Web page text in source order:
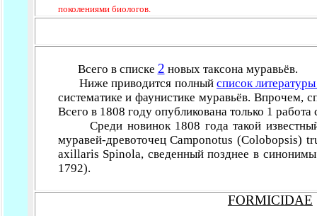
поколениями биологов.
Всего в списке 2 новых таксона муравьёв.
Ниже приводится полныйсписок
систематике и фаунистике муравьёв. Впрочем,
Всего в 1808 году опубликована только 1
Среди новинок 1808 года такой известный
муравей-древоточец Camponotus (Colobopsis)
axillaris Spinola, сведенный позднее в
1792).
FORMICIDAE